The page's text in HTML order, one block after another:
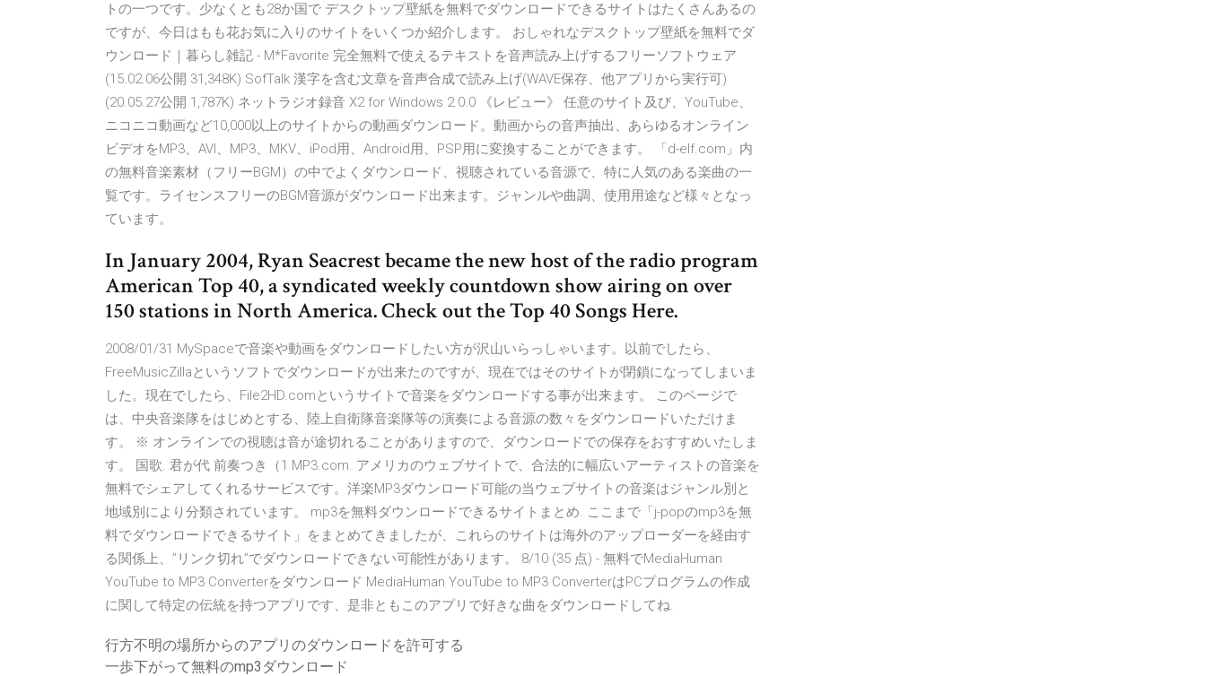
トの一つです。少なくとも28か国で デスクトップ壁紙を無料でダウンロードできるサイトはたくさんあるの
ですが、今日はもも花お気に入りのサイトをいくつか紹介します。 おしゃれなデスクトップ壁紙を無料でダ
ウンロード｜暮らし雑記 - M*Favorite 完全無料で使えるテキストを音声読み上げするフリーソフトウェア
(15.02.06公開 31,348K) SofTalk 漢字を含む文章を音声合成で読み上げ(WAVE保存、他アプリから実行可)
(20.05.27公開 1,787K) ネットラジオ録音 X2 for Windows 2.0.0 《レビュー》 任意のサイト及び、YouTube、
ニコニコ動画など10,000以上のサイトからの動画ダウンロード。動画からの音声抽出、あらゆるオンライン
ビデオをMP3、AVI、MP3、MKV、iPod用、Android用、PSP用に変換することができます。 「d-elf.com」内
の無料音楽素材（フリーBGM）の中でよくダウンロード、視聴されている音源で、特に人気のある楽曲の一
覧です。ライセンスフリーのBGM音源がダウンロード出来ます。ジャンルや曲調、使用用途など様々となっ
ています。
In January 2004, Ryan Seacrest became the new host of the radio program
American Top 40, a syndicated weekly countdown show airing on over
150 stations in North America. Check out the Top 40 Songs Here.
2008/01/31 MySpaceで音楽や動画をダウンロードしたい方が沢山いらっしゃいます。以前でしたら、
FreeMusicZillaというソフトでダウンロードが出来たのですが、現在ではそのサイトが閉鎖になってしまいま
した。現在でしたら、File2HD.comというサイトで音楽をダウンロードする事が出来ます。 このページで
は、中央音楽隊をはじめとする、陸上自衛隊音楽隊等の演奏による音源の数々をダウンロードいただけま
す。 ※ オンラインでの視聴は音が途切れることがありますので、ダウンロードでの保存をおすすめいたしま
す。 国歌. 君が代 前奏つき（1 MP3.com. アメリカのウェブサイトで、合法的に幅広いアーティストの音楽を
無料でシェアしてくれるサービスです。洋楽MP3ダウンロード可能の当ウェブサイトの音楽はジャンル別と
地域別により分類されています。 mp3を無料ダウンロードできるサイトまとめ. ここまで「j-popのmp3を無
料でダウンロードできるサイト」をまとめてきましたが、これらのサイトは海外のアップローダーを経由す
る関係上、”リンク切れ”でダウンロードできない可能性があります。 8/10 (35 点) - 無料でMediaHuman
YouTube to MP3 Converterをダウンロード MediaHuman YouTube to MP3 ConverterはPCプログラムの作成
に関して特定の伝統を持つアプリです、是非ともこのアプリで好きな曲をダウンロードしてね.
行方不明の場所からのアプリのダウンロードを許可する
一歩下がって無料のmp3ダウンロード